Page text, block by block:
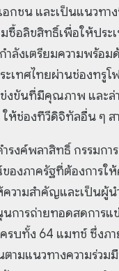
อกชน และเป็นแนวท
ซื้อลิขสิทธิ์เพื่อให้ประ
ำลังเตรียมความพร้
ะเทศไทยผ่านช่องทรู
งขันที่มีคุณภาพ และ
ห้ช่องทีวีดิจิทัลอื่น ๆ
ำรงค์พลาสิทธิ์ กรรมก
องภาครัฐที่ต้องการ
วามสำคัญและเป็นผู้น
การถ่ายทอดสดการแ
รบทั้ง 64 แมทช์ ซึ่งภา
ามแนวทางความร่วม